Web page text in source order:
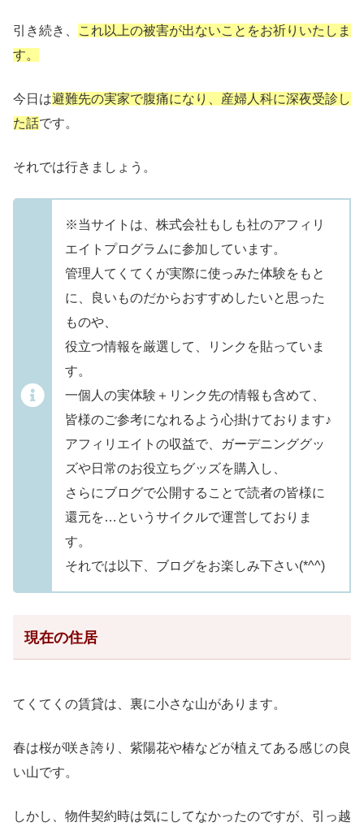
引き続き、
これ以上の被害が出ないことをお祈りいたしま
す。
今日は避難先の実家で腹痛になり、産婦人科に深夜受診し
た話です。
それでは行きましょう。
※当サイトは、株式会社もしも社のアフィリ
エイトプログラムに参加しています。
管理人てくてくが実際に使っみた体験をもと
に、良いものだからおすすめしたいと思った
ものや、
役立つ情報を厳選して、リンクを貼っていま
す。
一個人の実体験＋リンク先の情報も含めて、
皆様のご参考になれるよう心掛けております♪
アフィリエイトの収益で、ガーデニンググッ
ズや日常のお役立ちグッズを購入し、
さらにブログで公開することで読者の皆様に
還元を…というサイクルで運営しておりま
す。
それでは以下、ブログをお楽しみ下さい(*^^)
現在の住居
てくてくの賃貸は、裏に小さな山があります。
春は桜が咲き誇り、紫陽花や椿などが植えてある感じの良
い山です。
しかし、物件契約時は気にしてなかったのですが、引っ越